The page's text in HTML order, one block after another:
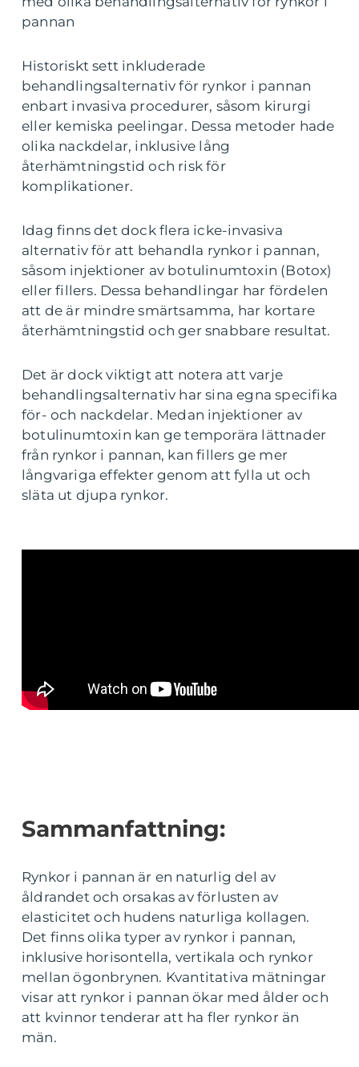
pannan
Historiskt sett inkluderade
behandlingsalternativ för rynkor i pannan
enbart invasiva procedurer, såsom kirurgi
eller kemiska peelingar. Dessa metoder hade
olika nackdelar, inklusive lång
återhämtningstid och risk för
komplikationer.
Idag finns det dock flera icke-invasiva
alternativ för att behandla rynkor i pannan,
såsom injektioner av botulinumtoxin (Botox)
eller fillers. Dessa behandlingar har fördelen
att de är mindre smärtsamma, har kortare
återhämtningstid och ger snabbare resultat.
Det är dock viktigt att notera att varje
behandlingsalternativ har sina egna specifika
för- och nackdelar. Medan injektioner av
botulinumtoxin kan ge temporära lättnader
från rynkor i pannan, kan fillers ge mer
långvariga effekter genom att fylla ut och
släta ut djupa rynkor.
Sammanfattning:
Rynkor i pannan är en naturlig del av
åldrandet och orsakas av förlusten av
elasticitet och hudens naturliga kollagen.
Det finns olika typer av rynkor i pannan,
inklusive horisontella, vertikala och rynkor
mellan ögonbrynen. Kvantitativa mätningar
visar att rynkor i pannan ökar med ålder och
att kvinnor tenderar att ha fler rynkor än
män.